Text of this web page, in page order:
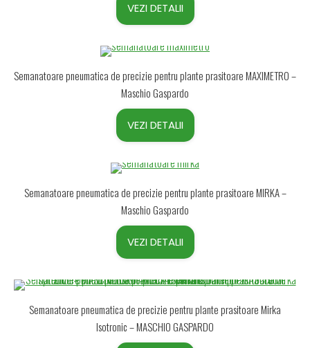
VEZI DETALII
Semanatoare pneumatica de precizie pentru plante prasitoare MAXIMETRO –
Maschio Gaspardo
VEZI DETALII
Semanatoare pneumatica de precizie pentru plante prasitoare MIRKA –
Maschio Gaspardo
VEZI DETALII
Semanatoare pneumatica de precizie pentru plante prasitoare Mirka
Isotronic – MASCHIO GASPARDO